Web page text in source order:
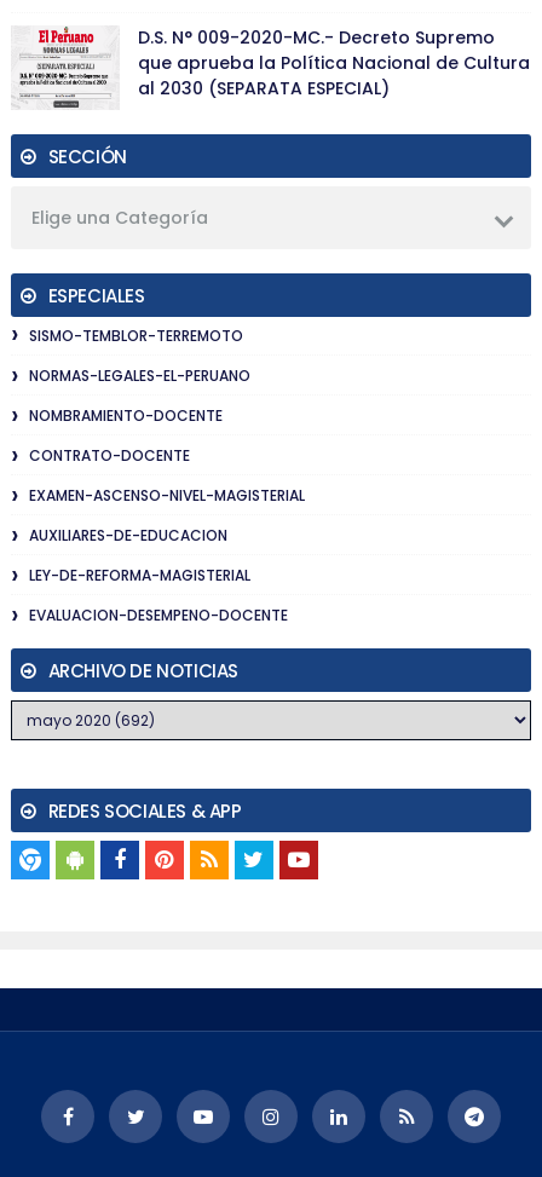
D.S. N° 009-2020-MC.- Decreto Supremo
que aprueba la Política Nacional de Cultura
al 2030 (SEPARATA ESPECIAL)
SECCIÓN
Elige una Categoría
ESPECIALES
SISMO-TEMBLOR-TERREMOTO
NORMAS-LEGALES-EL-PERUANO
NOMBRAMIENTO-DOCENTE
CONTRATO-DOCENTE
EXAMEN-ASCENSO-NIVEL-MAGISTERIAL
AUXILIARES-DE-EDUCACION
LEY-DE-REFORMA-MAGISTERIAL
EVALUACION-DESEMPENO-DOCENTE
ARCHIVO DE NOTICIAS
REDES SOCIALES & APP